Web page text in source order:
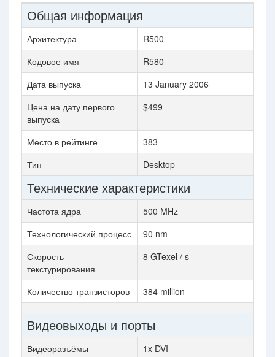
Общая информация
Архитектура
R500
Кодовое имя
R580
Дата выпуска
13 January 2006
Цена на дату первого
выпуска
$499
Место в рейтинге
383
Тип
Desktop
Технические характеристики
Частота ядра
500 MHz
Технологический процесс
90 nm
Скорость
текстурирования
8 GTexel / s
Количество транзисторов 384 million
Видеовыходы и порты
Видеоразъёмы 1x DVI